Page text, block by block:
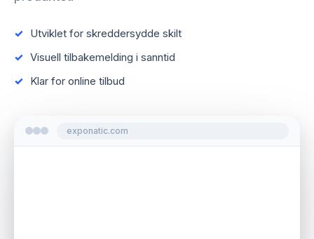
Utviklet for skreddersydde skilt
Visuell tilbakemelding i sanntid
Klar for online tilbud
exponatic.com